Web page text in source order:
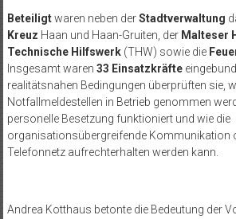
Beteiligtwaren neben derStadtverwaltung
Kreuz Haan und Haan-Gruiten, der Malteser
Technische Hilfswerk(THW) sowie die
Insgesamt waren 33 Einsatzkräfte
realitätsnahen Bedingungen überprüften sie,
Notfallmeldestellen in Betrieb genommen
personelle Besetzung funktioniert und wie die
organisationsübergreifende Kommunikation
Telefonnetz aufrechterhalten werden kann.
Andrea Kotthaus betonte die Bedeutung der